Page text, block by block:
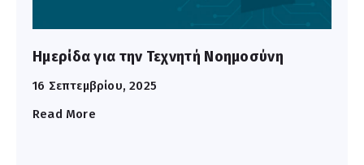
Ημερίδα για την Τεχνητή Νοημοσύνη
16 Σεπτεμβρίου, 2025
Read More